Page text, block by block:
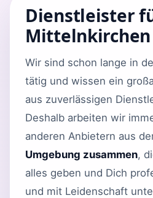
Dienstleister
Mittelnkirchen
Wir sind schon lange in
tätig und wissen ein
aus zuverlässigen
Deshalb arbeiten wir
anderen Anbietern aus
Umgebung zusammen,
alles geben und Dich
und mit Leidenschaft